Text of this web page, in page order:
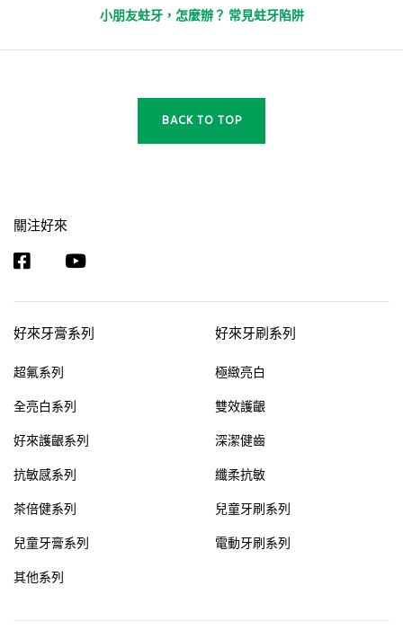
小朋友蛀牙，怎麼辦？ 常見蛀牙陷阱
BACK TO TOP
關注好來
好來牙膏系列
超氟系列
全亮白系列
好來護齦系列
抗敏感系列
茶倍健系列
兒童牙膏系列
其他系列
好來牙刷系列
極緻亮白
雙效護齦
深潔健齒
纖柔抗敏
兒童牙刷系列
電動牙刷系列